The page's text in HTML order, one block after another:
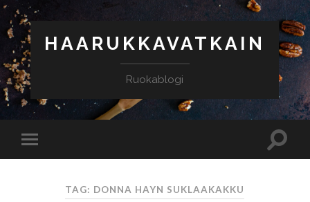
HAARUKKAVATKAIN
Ruokablogi
TAG: DONNA HAYN SUKLAAKAKKU